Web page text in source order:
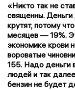
«Никто так не
священны. Деньги
крутят, потому
месяцев — 19%.
экономике крови
вороватые
155. Надо деньги
людей и так
бензин не будет